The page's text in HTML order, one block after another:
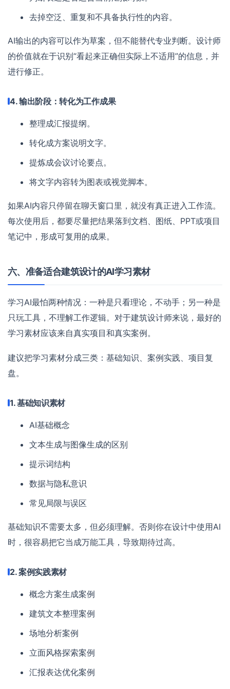
去掉空泛、重复和不具备执行性的内容。
AI输出的内容可以作为草案，但不能替代专业判断。设计师
的价值就在于识别“看起来正确但实际上不适用”的信息，并
进行修正。
4. 输出阶段：转化为工作成果
整理成汇报提纲。
转化成方案说明文字。
提炼成会议讨论要点。
将文字内容转为图表或视觉脚本。
如果AI内容只停留在聊天窗口里，就没有真正进入工作流。
每次使用后，都要尽量把结果落到文档、图纸、PPT或项目
笔记中，形成可复用的成果。
六、准备适合建筑设计的AI学习素材
学习AI最怕两种情况：一种是只看理论，不动手；另一种是
只玩工具，不理解工作逻辑。对于建筑设计师来说，最好的
学习素材应该来自真实项目和真实案例。
建议把学习素材分成三类：基础知识、案例实践、项目复
盘。
1. 基础知识素材
AI基础概念
文本生成与图像生成的区别
提示词结构
数据与隐私意识
常见局限与误区
基础知识不需要太多，但必须理解。否则你在设计中使用AI
时，很容易把它当成万能工具，导致期待过高。
2. 案例实践素材
概念方案生成案例
建筑文本整理案例
场地分析案例
立面风格探索案例
汇报表达优化案例